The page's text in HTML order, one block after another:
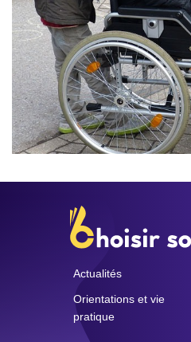
Actualités
Orientations et vie
pratique